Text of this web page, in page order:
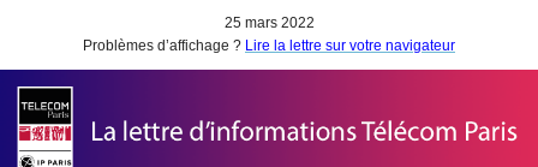
25 mars 2022
Problèmes d’affichage ? Lire la lettre sur votre navigateur